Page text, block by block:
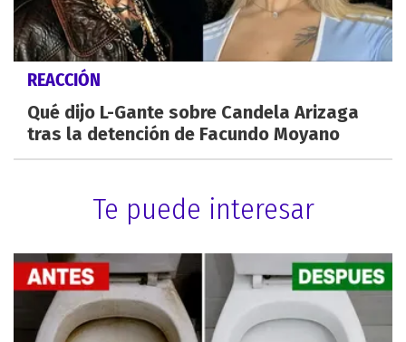
REACCIÓN
Qué dijo L-Gante sobre Candela Arizaga
tras la detención de Facundo Moyano
Te puede interesar